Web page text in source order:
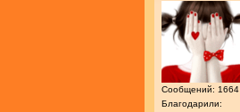
Сообщений: 1664
Благодарили: